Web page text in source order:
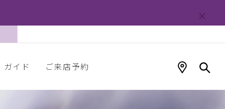
ガイド ご来店予約